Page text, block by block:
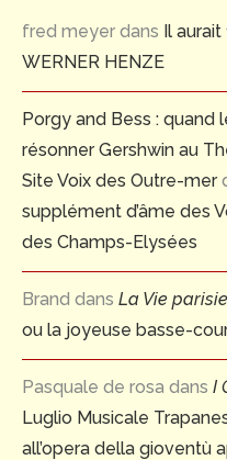
fred meyer dans Il aurait
WERNER HENZE
Porgy and Bess : quand
résonner Gershwin au
Site Voix des Outre-mer
supplément d’âme des
des Champs-Elysées
Brand dans La Vie
ou la joyeuse basse-
Pasquale de rosa dans I
Luglio Musicale
all’opera della gioventù